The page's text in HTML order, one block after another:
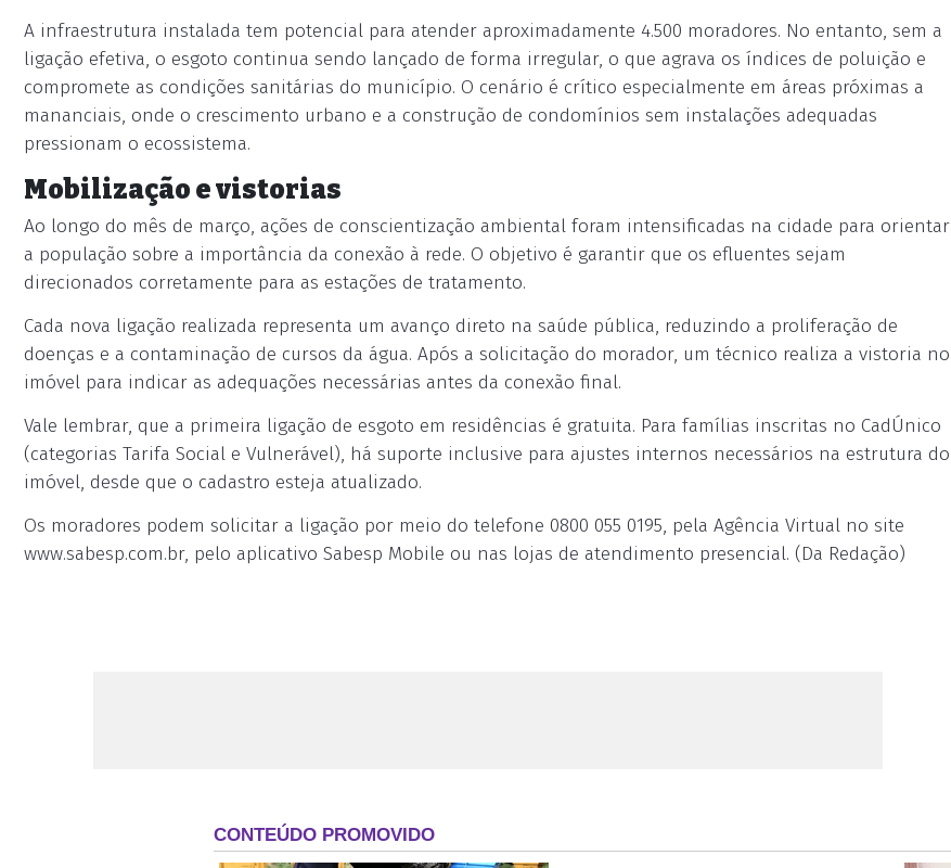
A infraestrutura instalada tem potencial para atender aproximadamente 4.500 moradores. No entanto, sem a
ligação efetiva, o esgoto continua sendo lançado de forma irregular, o que agrava os índices de poluição e
compromete as condições sanitárias do município. O cenário é crítico especialmente em áreas próximas a
mananciais, onde o crescimento urbano e a construção de condomínios sem instalações adequadas
pressionam o ecossistema.
Mobilização e vistorias
Ao longo do mês de março, ações de conscientização ambiental foram intensificadas na cidade para orientar
a população sobre a importância da conexão à rede. O objetivo é garantir que os efluentes sejam
direcionados corretamente para as estações de tratamento.
Cada nova ligação realizada representa um avanço direto na saúde pública, reduzindo a proliferação de
doenças e a contaminação de cursos da água. Após a solicitação do morador, um técnico realiza a vistoria no
imóvel para indicar as adequações necessárias antes da conexão final.
Vale lembrar, que a primeira ligação de esgoto em residências é gratuita. Para famílias inscritas no CadÚnico
(categorias Tarifa Social e Vulnerável), há suporte inclusive para ajustes internos necessários na estrutura do
imóvel, desde que o cadastro esteja atualizado.
Os moradores podem solicitar a ligação por meio do telefone 0800 055 0195, pela Agência Virtual no site
www.sabesp.com.br, pelo aplicativo Sabesp Mobile ou nas lojas de atendimento presencial. (Da Redação)